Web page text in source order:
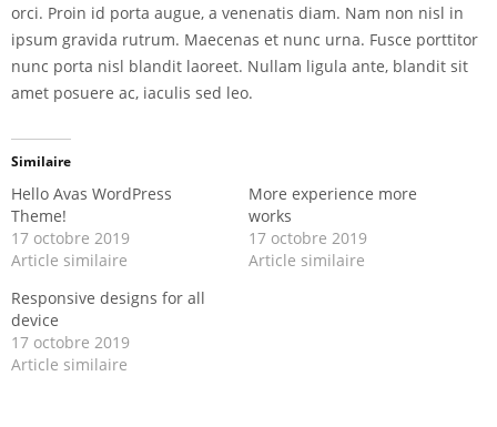
orci. Proin id porta augue, a venenatis diam. Nam non nisl in
ipsum gravida rutrum. Maecenas et nunc urna. Fusce porttitor
nunc porta nisl blandit laoreet. Nullam ligula ante, blandit sit
amet posuere ac, iaculis sed leo.
Similaire
Hello Avas WordPress
Theme!
17 octobre 2019
Article similaire
More experience more
works
17 octobre 2019
Article similaire
Responsive designs for all
device
17 octobre 2019
Article similaire